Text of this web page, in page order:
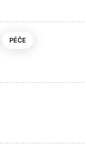
PÉČE